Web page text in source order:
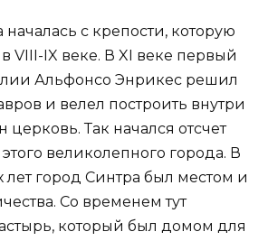
началась с крепости, которую
VIII-IX веке. В XI веке первый
Альфонсо Энрикес решил
и велел построить внутри
церковь. Так начался отсчет
великолепного города. В
лет город Синтра был местом и
Со временем тут
который был домом для